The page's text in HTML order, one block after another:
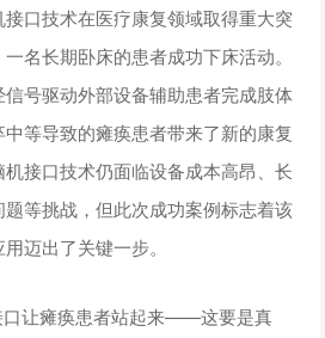
口技术在医疗康复领域取得重大突
名长期卧床的患者成功下床活动。
号驱动外部设备辅助患者完成肢体
等导致的瘫痪患者带来了新的康复
接口技术仍面临设备成本高昂、长
等挑战，但此次成功案例标志着该
迈出了关键一步。
口让瘫痪患者站起来——这要是真